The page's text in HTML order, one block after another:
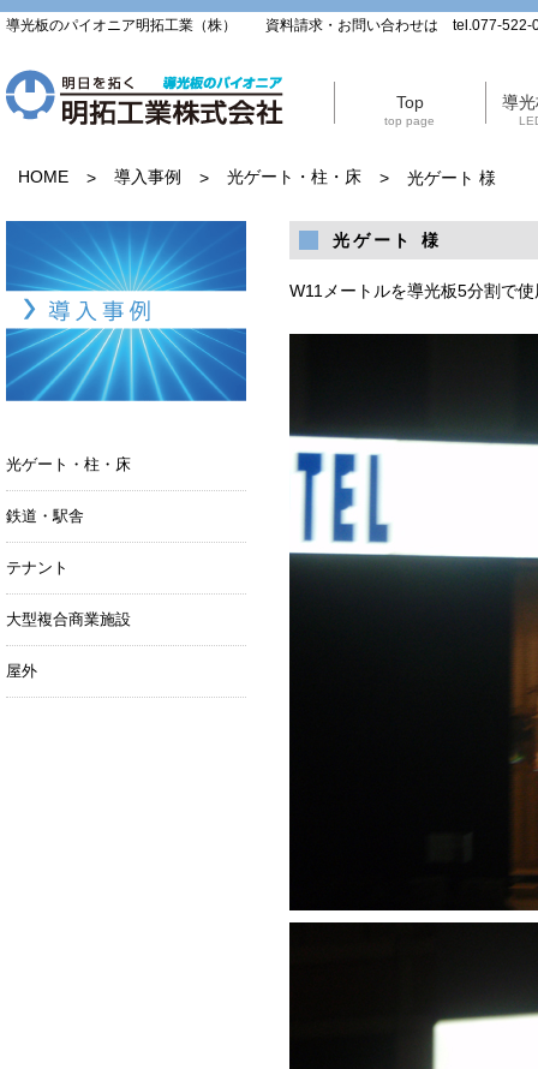
導光板のパイオニア明拓工業（株） 資料請求・お問い合わせは tel.077-522-
Top
top page
導
HOME > 導入事例 > 光ゲート・柱・床 > 光ゲート 様
光ゲート 様
W11メートルを導光板5分割で使
光ゲート・柱・床
鉄道・駅舎
テナント
大型複合商業施設
屋外